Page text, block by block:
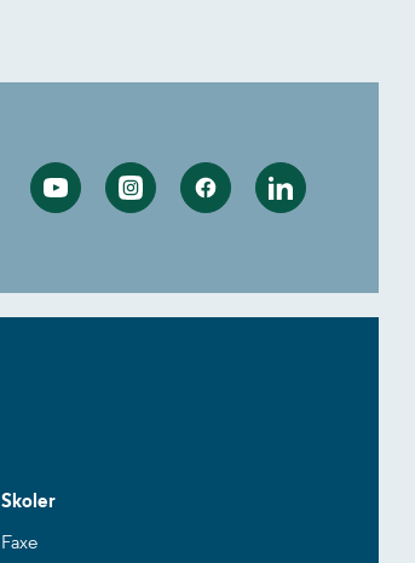
YoutubeInstagramFacebookLinkedin
Skoler
Faxe